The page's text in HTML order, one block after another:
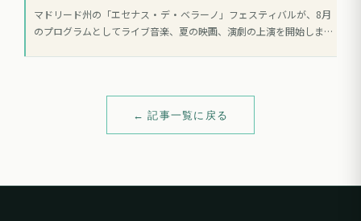
マドリード州の「エセナス・デ・ベラーノ」フェスティバルが、8月
のプログラムとしてライブ音楽、夏の映画、演劇の上演を開始しまし
← 記事一覧に戻る